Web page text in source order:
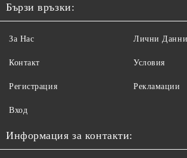
Бързи връзки:
За Нас
Контакт
Регистрация
Вход
Лични Данни
Условия
Рекламации
Информация за контакти: